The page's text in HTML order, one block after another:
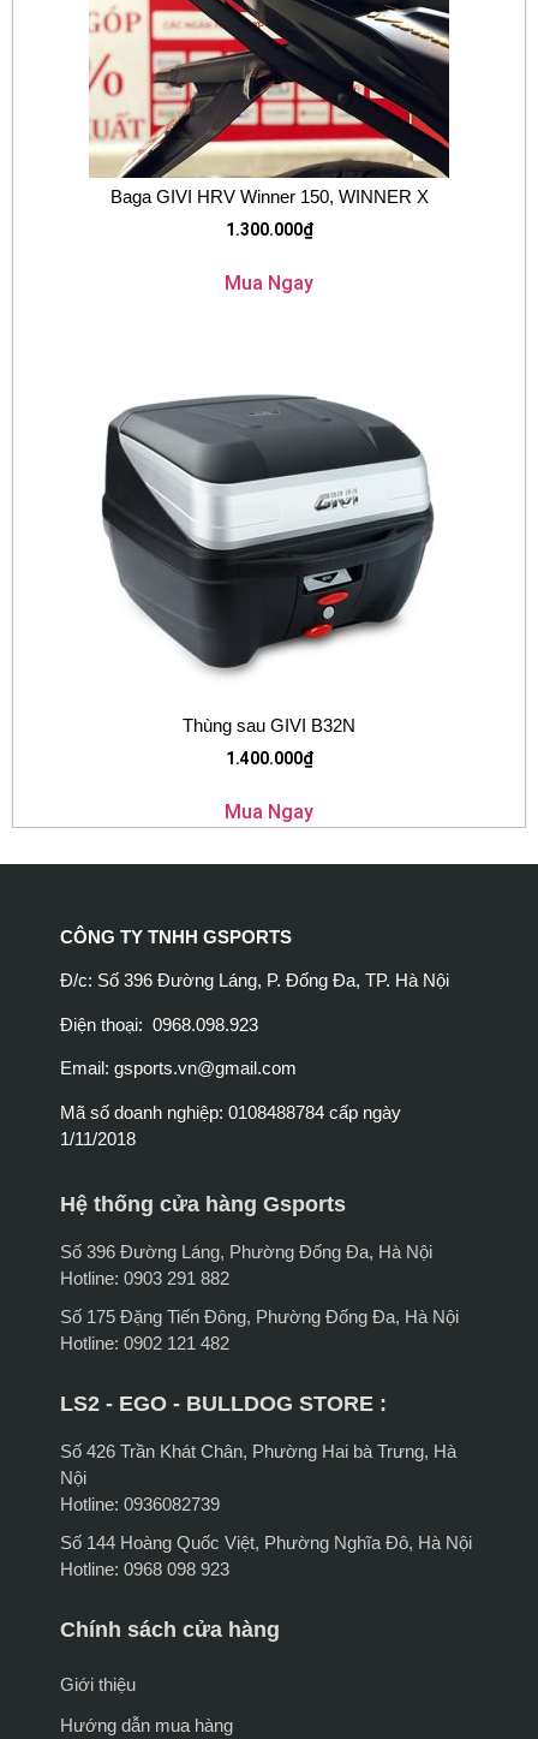
Baga GIVI HRV Winner 150, WINNER X
1.300.000₫
Mua Ngay
Thùng sau GIVI B32N
1.400.000₫
Mua Ngay
CÔNG TY TNHH GSPORTS
Đ/c: Số 396 Đường Láng, P. Đống Đa, TP. Hà Nội
Điện thoại: 0968.098.923
Email: gsports.vn@gmail.com
Mã số doanh nghiệp: 0108488784 cấp ngày
1/11/2018
Hệ thống cửa hàng Gsports
Số 396 Đường Láng, Phường Đống Đa, Hà Nội
Hotline: 0903 291 882
Số 175 Đặng Tiến Đông, Phường Đống Đa, Hà Nội
Hotline: 0902 121 482
LS2 - EGO - BULLDOG STORE :
Số 426 Trần Khát Chân, Phường Hai bà Trưng, Hà
Nội
Hotline: 0936082739
Số 144 Hoàng Quốc Việt, Phường Nghĩa Đô, Hà Nội
Hotline: 0968 098 923
Chính sách cửa hàng
Giới thiệu
Hướng dẫn mua hàng